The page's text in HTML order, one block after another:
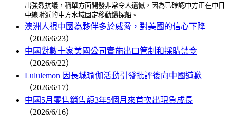
出強烈抗議，稱單方面開發非常令人遺憾，因為已確認中方正在中日
中線附近的中方水域固定移動鑽探船。
澳洲人視中國為夥伴多於威脅，對美國的信心下降
（2026/6/23）
中國對數十家美國公司實施出口管制和採購禁令
（2026/6/22）
Lululemon 因長城瑜伽活動引發批評後向中國道歉
（2026/6/17）
中國5月零售銷售額3年5個月來首次出現負成長
（2026/6/16）